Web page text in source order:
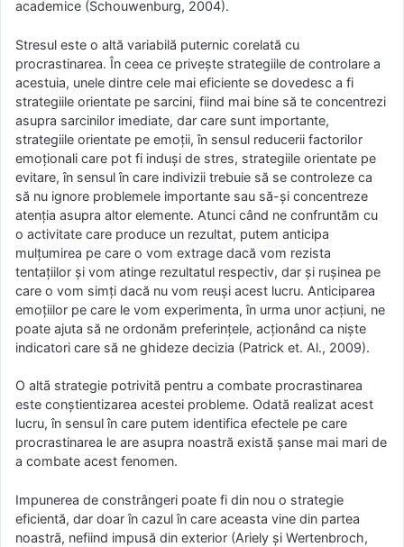
academice (Schouwenburg, 2004).
Stresul este o altă variabilă puternic corelată cu
procrastinarea. În ceea ce privește strategiile de controlare a
acestuia, unele dintre cele mai eficiente se dovedesc a fi
strategiile orientate pe sarcini, fiind mai bine să te concentrezi
asupra sarcinilor imediate, dar care sunt importante,
strategiile orientate pe emoții, în sensul reducerii factorilor
emoționali care pot fi induși de stres, strategiile orientate pe
evitare, în sensul în care indivizii trebuie să se controleze ca
să nu ignore problemele importante sau să-și concentreze
atenția asupra altor elemente. Atunci când ne confruntăm cu
o activitate care produce un rezultat, putem anticipa
mulțumirea pe care o vom extrage dacă vom rezista
tentațiilor și vom atinge rezultatul respectiv, dar și rușinea pe
care o vom simți dacă nu vom reuși acest lucru. Anticiparea
emoțiilor pe care le vom experimenta, în urma unor acțiuni, ne
poate ajuta să ne ordonăm preferințele, acționând ca niște
indicatori care să ne ghideze decizia (Patrick et. Al., 2009).
O altã strategie potrivită pentru a combate procrastinarea
este conștientizarea acestei probleme. Odată realizat acest
lucru, în sensul în care putem identifica efectele pe care
procrastinarea le are asupra noastră există șanse mai mari de
a combate acest fenomen.
Impunerea de constrângeri poate fi din nou o strategie
eficientă, dar doar în cazul în care aceasta vine din partea
noastrã, nefiind impusă din exterior (Ariely și Wertenbroch,